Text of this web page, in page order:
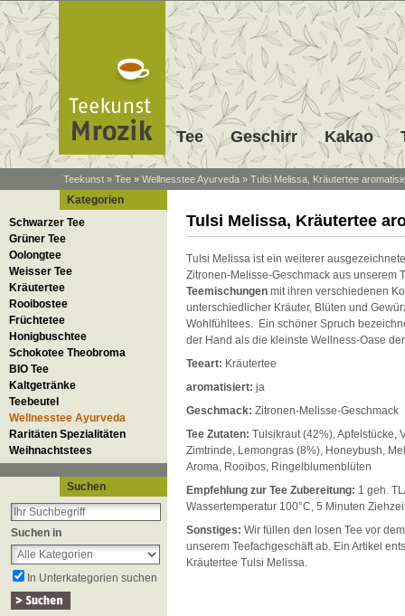
Tee Geschirr Kakao
Teekunst » Tee » Wellnesstee Ayurveda » Tulsi Melissa, Kräutertee
Kategorien
Schwarzer Tee
Grüner Tee
Oolongtee
Weisser Tee
Kräutertee
Rooibostee
Früchtetee
Honigbuschtee
Schokotee Theobroma
BIO Tee
Kaltgetränke
Teebeutel
Wellnesstee Ayurveda
Raritäten Spezialitäten
Weihnachtstees
Suchen
Suchen in
In Unterkategorien suchen
Tulsi Melissa, Kräutertee
Tulsi Melissa ist ein weiterer
Zitronen-Melisse-Geschmack aus unserem
Teemischungen mit ihren verschiedenen
unterschiedlicher Kräuter, Blüten und
Wohlfühltees. Ein schöner Spruch
der Hand als die kleinste Wellness-Oase
Teeart: Kräutertee
aromatisiert: ja
Geschmack: Zitronen-Melisse-Geschmack
Tee Zutaten: Tulsikraut (42%), Apfelstücke,
Zimtrinde, Lemongras (8%), Honeybush,
Aroma, Rooibos, Ringelblumenblüten
Empfehlung zur Tee Zubereitung: 1 geh.
Wassertemperatur 100°C, 5 Minuten
Sonstiges: Wir füllen den losen Tee vor
unserem Teefachgeschäft ab. Ein Artikel
Kräutertee Tulsi Melissa.